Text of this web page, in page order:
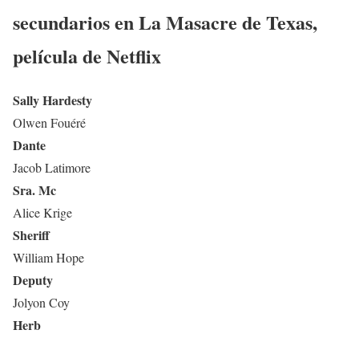
secundarios enLa Masacre de Texas,
película de Netflix
Sally Hardesty
Olwen Fouéré
Dante
Jacob Latimore
Sra. Mc
Alice Krige
Sheriff
William Hope
Deputy
Jolyon Coy
Herb